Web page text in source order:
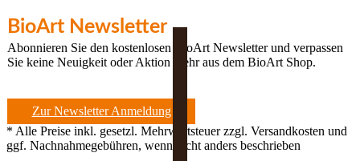
BioArt Newsletter
Abonnieren Sie den kostenlosen BioArt Newsletter und verpassen
Sie keine Neuigkeit oder Aktion mehr aus dem BioArt Shop.
Zur Newsletter Anmeldung
* Alle Preise inkl. gesetzl. Mehrwertsteuer zzgl. Versandkosten und
ggf. Nachnahmegebühren, wenn nicht anders beschrieben